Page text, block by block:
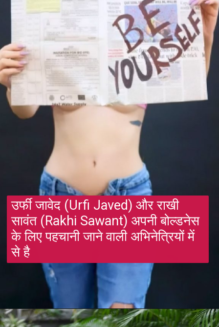
उर्फी जावेद (Urfi Javed) और राखी
सावंत (Rakhi Sawant) अपनी बोल्डनेस
के लिए पहचानी जाने वाली अभिनेत्रियों में
से है
Opening https://gazetapost.com/rakhi-sawant-and-urfi-javed-danced-together/54948/